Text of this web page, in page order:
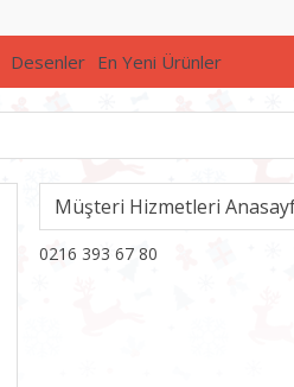
Desenler En Yeni Ürünler
Müşteri Hizmetleri
0216 393 67 80